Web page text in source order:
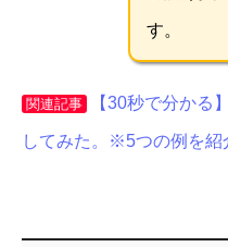
す。
関連記事 【30秒で分かる
してみた。※5つの例を紹